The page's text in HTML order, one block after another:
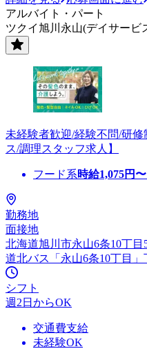
アルバイト・パート
ツクイ旭川永山(デイサービ
未経験者歓迎/経験不問/研
ス/調理スタッフ求人】
フード系時給1,075円〜
勤務地
面接地
北海道旭川市永山6条10丁目
道北バス「永山6条10丁目」
シフト
週2日からOK
交通費支給
未経験OK